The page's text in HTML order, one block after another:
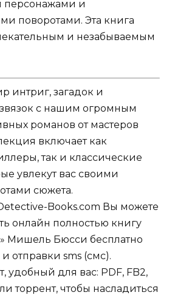
персонажами и
поворотами. Эта книга
и незабываемым
интриг, загадок и
с нашим огромным
романов от мастеров
включает как
так и классические
увлекут вас своими
сюжета.
Books.com Вы можете
онлайн полностью книгу
Мишель Бюсси бесплатно
отправки sms (смс).
удобный для вас: PDF, FB2,
торрент, чтобы насладиться